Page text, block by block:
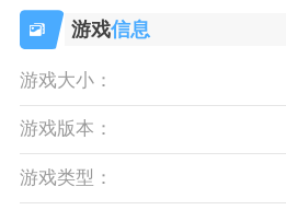
游戏信息
游戏大小：
游戏版本：
游戏类型：